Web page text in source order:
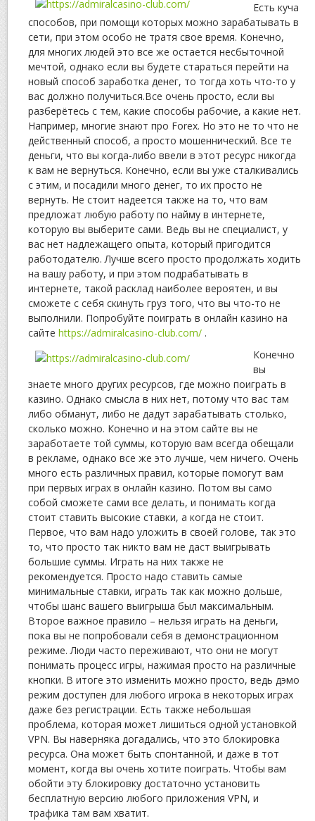
Есть куча
способов, при помощи которых можно зарабатывать в
сети, при этом особо не тратя свое время. Конечно,
для многих людей это все же остается несбыточной
мечтой, однако если вы будете стараться перейти на
новый способ заработка денег, то тогда хоть что-то у
вас должно получиться.Все очень просто, если вы
разберётесь с тем, какие способы рабочие, а какие нет.
Например, многие знают про Forex. Но это не то что не
действенный способ, а просто мошеннический. Все те
деньги, что вы когда-либо ввели в этот ресурс никогда
к вам не вернуться. Конечно, если вы уже сталкивались
с этим, и посадили много денег, то их просто не
вернуть. Не стоит надеется также на то, что вам
предложат любую работу по найму в интернете,
которую вы выберите сами. Ведь вы не специалист, у
вас нет надлежащего опыта, который пригодится
работодателю. Лучше всего просто продолжать ходить
на вашу работу, и при этом подрабатывать в
интернете, такой расклад наиболее вероятен, и вы
сможете с себя скинуть груз того, что вы что-то не
выполнили. Попробуйте поиграть в онлайн казино на
сайте https://admiralcasino-club.com/ .
Конечно
вы
знаете много других ресурсов, где можно поиграть в
казино. Однако смысла в них нет, потому что вас там
либо обманут, либо не дадут зарабатывать столько,
сколько можно. Конечно и на этом сайте вы не
заработаете той суммы, которую вам всегда обещали
в рекламе, однако все же это лучше, чем ничего. Очень
много есть различных правил, которые помогут вам
при первых играх в онлайн казино. Потом вы само
собой сможете сами все делать, и понимать когда
стоит ставить высокие ставки, а когда не стоит.
Первое, что вам надо уложить в своей голове, так это
то, что просто так никто вам не даст выигрывать
большие суммы. Играть на них также не
рекомендуется. Просто надо ставить самые
минимальные ставки, играть так как можно дольше,
чтобы шанс вашего выигрыша был максимальным.
Второе важное правило – нельзя играть на деньги,
пока вы не попробовали себя в демонстрационном
режиме. Люди часто переживают, что они не могут
понимать процесс игры, нажимая просто на различные
кнопки. В итоге это изменить можно просто, ведь дэмо
режим доступен для любого игрока в некоторых играх
даже без регистрации. Есть также небольшая
проблема, которая может лишиться одной установкой
VPN. Вы наверняка догадались, что это блокировка
ресурса. Она может быть спонтанной, и даже в тот
момент, когда вы очень хотите поиграть. Чтобы вам
обойти эту блокировку достаточно установить
бесплатную версию любого приложения VPN, и
трафика там вам хватит.